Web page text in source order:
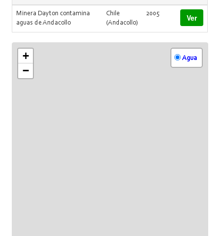
Minera Dayton contamina
aguas de Andacollo
Chile
(Andacollo)
2005 Ver
+
−
Agua